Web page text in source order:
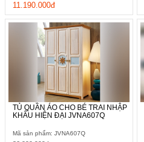
11.190.000đ
TỦ QUẦN ÁO CHO BÉ TRAI NHẬP
KHẨU HIỆN ĐẠI JVNA607Q
Mã sản phẩm: JVNA607Q